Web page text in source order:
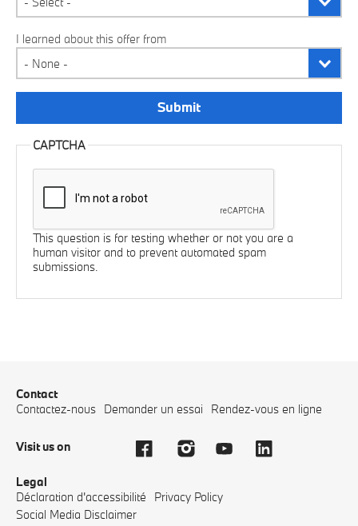
I learned about this offer from
CAPTCHA
This question is for testing whether or not you are a
human visitor and to prevent automated spam
submissions.
Contact
Contactez-nous Demander un essai Rendez-vous en ligne
Visit us on
Legal
Déclaration d'accessibilité
Privacy Policy
Social Media Disclaimer